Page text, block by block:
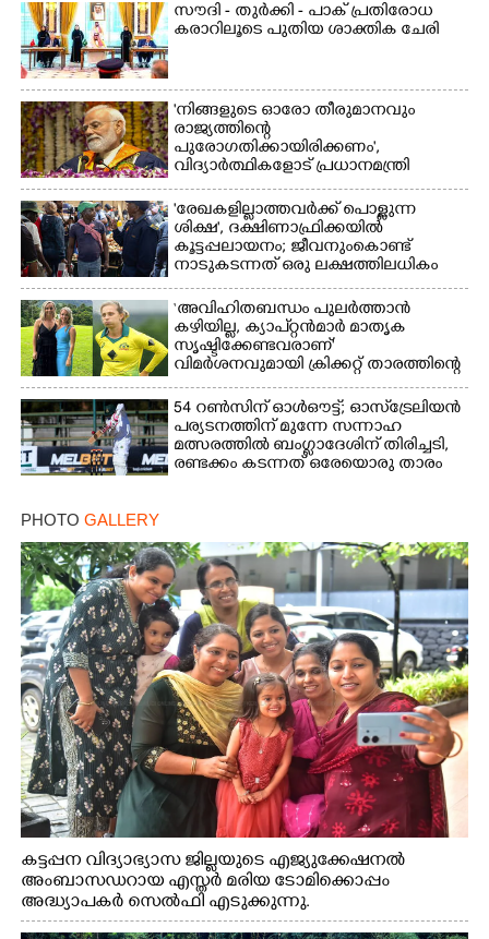
സൗദി - തുർക്കി - പാക് പ്രതിരോധ
കരാറിലൂടെ പുതിയ ശാക്തിക ചേരി
'നിങ്ങളുടെ ഓരോ തീരുമാനവും
രാജ്യത്തിന്റെ
പുരോഗതിക്കായിരിക്കണം',​
വിദ്യാർത്ഥികളോട് പ്രധാനമന്ത്രി
'രേഖകളില്ലാത്തവർക്ക് പൊള്ളുന്ന
ശിക്ഷ', ദക്ഷിണാഫ്രിക്കയിൽ
കൂട്ടപ്പലായനം; ജീവനുംകൊണ്ട്
നാടുകടന്നത് ഒരു ലക്ഷത്തിലധികം
പേർ
‘അവിഹിതബന്ധം പുലർത്താൻ
കഴിയില്ല,​ ക്യാപ്റ്റൻമാർ മാതൃക
സൃഷ്ടിക്കേണ്ടവരാണ്'
വിമർശനവുമായി ക്രിക്കറ്റ് താരത്തിന്റെ
ഭാര്യ
54 റൺസിന് ഓൾഔട്ട്; ഓസ്‌ട്രേലിയൻ
പര്യടനത്തിന് മുന്നേ സന്നാഹ
മത്സരത്തിൽ ബംഗ്ലാദേശിന് തിരിച്ചടി,
രണ്ടക്കം കടന്നത് ഒരേയൊരു താരം
PHOTO GALLERY
കട്ടപ്പന വിദ്യാഭ്യാസ ജില്ലയുടെ എജ്യുക്കേഷനൽ
അംബാസഡറായ എസ്തർ മരിയ ടോമിക്കൊപ്പം
അദ്ധ്യാപകർ സെൽഫി എടുക്കുന്നു.